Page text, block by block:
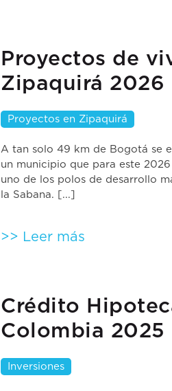
Proyectos de
Zipaquirá 2026
Proyectos en Zipaquirá
A tan solo 49 km de Bogotá se
un municipio que para este
uno de los polos de desarrollo
la Sabana. [...]
>> Leer más
Crédito
Colombia 2025
Inversiones